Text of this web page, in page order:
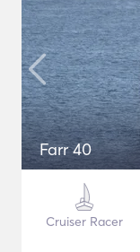
Farr 40
Cruiser Racer